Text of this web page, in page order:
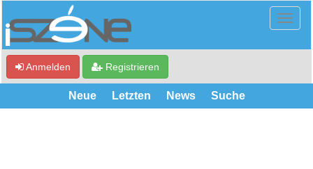
Anmelden Registrieren
Neue Letzten News Suche